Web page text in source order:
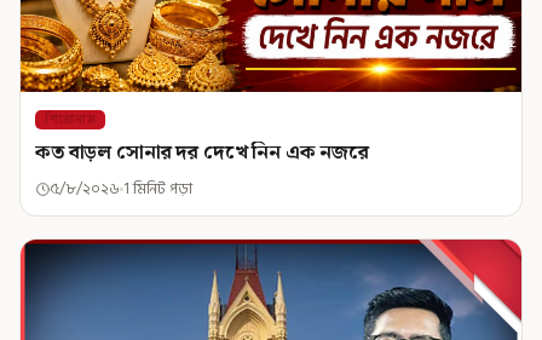
শিরোনাম
কত বাড়ল সোনার দর দেখে নিন এক নজরে
৫/৮/২০২৬ 1 মিনিট পড়া